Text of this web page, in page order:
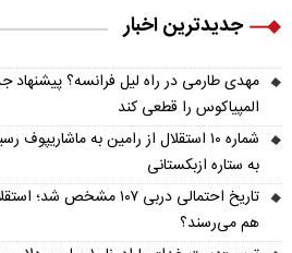
جدیدترین اخبار
مهدی طارمی در راه لیل فرانسه؟ پیشنهاد
المپیاکوس را قطعی کند
شماره ۱۰ استقلال از رامین به
به ستاره ازبکستانی
هم می‌رسند؟